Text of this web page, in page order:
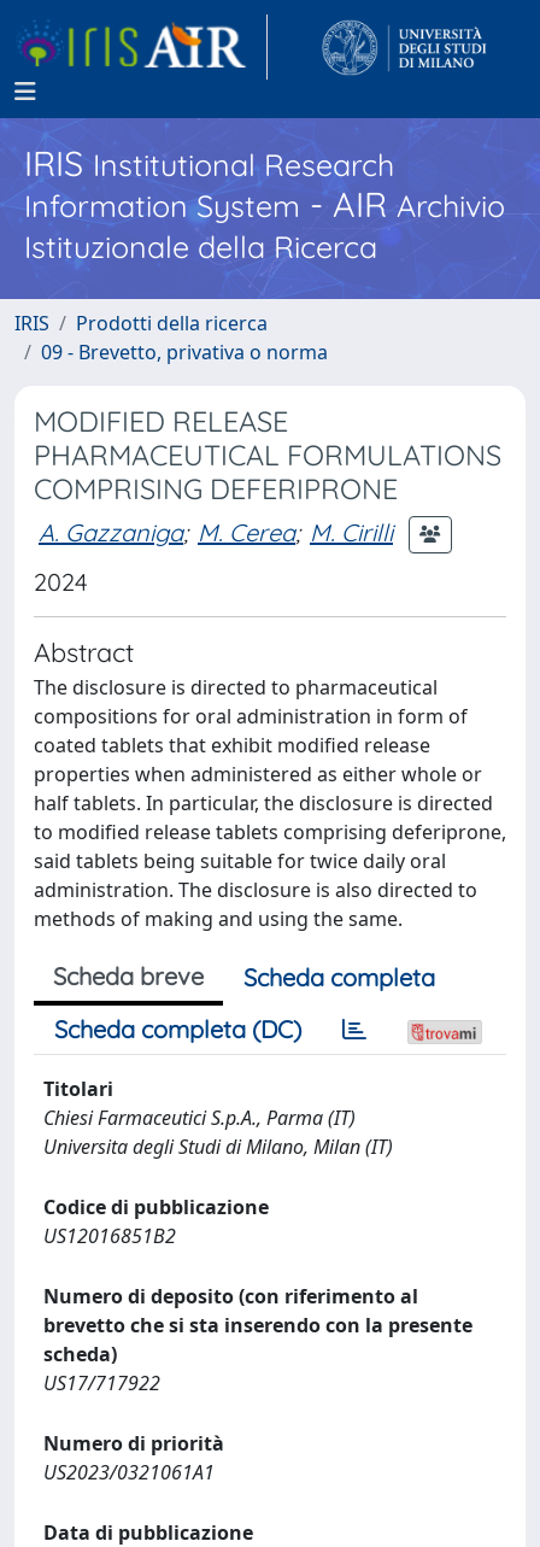
IRISInstitutional Research
Information System - AIR Archivio
Istituzionale della Ricerca
IRIS
Prodotti della ricerca
09 - Brevetto, privativa o norma
MODIFIED RELEASE
PHARMACEUTICAL FORMULATIONS
COMPRISING DEFERIPRONE
A. Gazzaniga; M. Cerea; M. Cirilli
2024
Abstract
The disclosure is directed to pharmaceutical
compositions for oral administration in form of
coated tablets that exhibit modified release
properties when administered as either whole or
half tablets. In particular, the disclosure is directed
to modified release tablets comprising deferiprone,
said tablets being suitable for twice daily oral
administration. The disclosure is also directed to
methods of making and using the same.
Scheda breve
Scheda completa
Scheda completa (DC)
Titolari
Chiesi Farmaceutici S.p.A., Parma (IT)
Universita degli Studi di Milano, Milan (IT)
Codice di pubblicazione
US12016851B2
Numero di deposito (con riferimento al
brevetto che si sta inserendo con la presente
scheda)
US17/717922
Numero di priorità
US2023/0321061A1
Data di pubblicazione